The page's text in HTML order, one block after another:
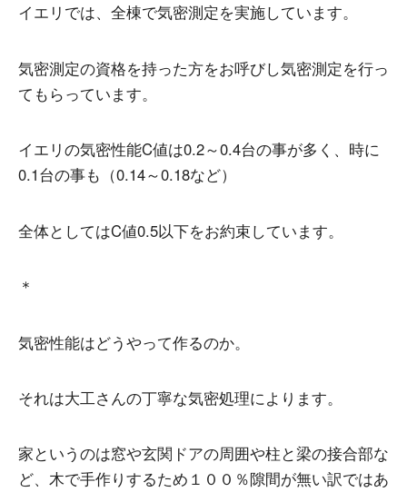
イエリでは、全棟で気密測定を実施しています。
気密測定の資格を持った方をお呼びし気密測定を行っ
てもらっています。
イエリの気密性能C値は0.2～0.4台の事が多く、時に
0.1台の事も（0.14～0.18など）
全体としてはC値0.5以下をお約束しています。
＊
気密性能はどうやって作るのか。
それは大工さんの丁寧な気密処理によります。
家というのは窓や玄関ドアの周囲や柱と梁の接合部な
ど、木で手作りするため１００％隙間が無い訳ではあ